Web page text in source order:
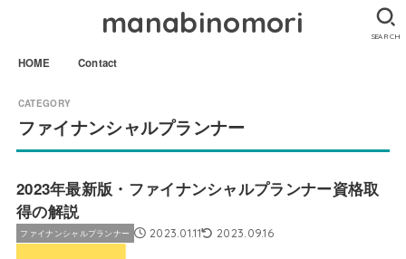
manabinomori
HOME Contact
SEARCH
ファイナンシャルプランナー
2023年最新版・ファイナンシャルプランナー資格取
得の解説
ファイナンシャルプランナー 2023.01.11 2023.09.16